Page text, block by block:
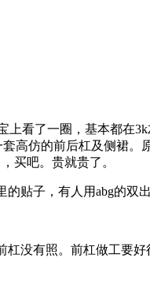
看了一圈，基本都在
高仿的前后杠及侧裙
买吧。贵就贵了。
贴子，有人用abg的双
没有照。前杠做工要